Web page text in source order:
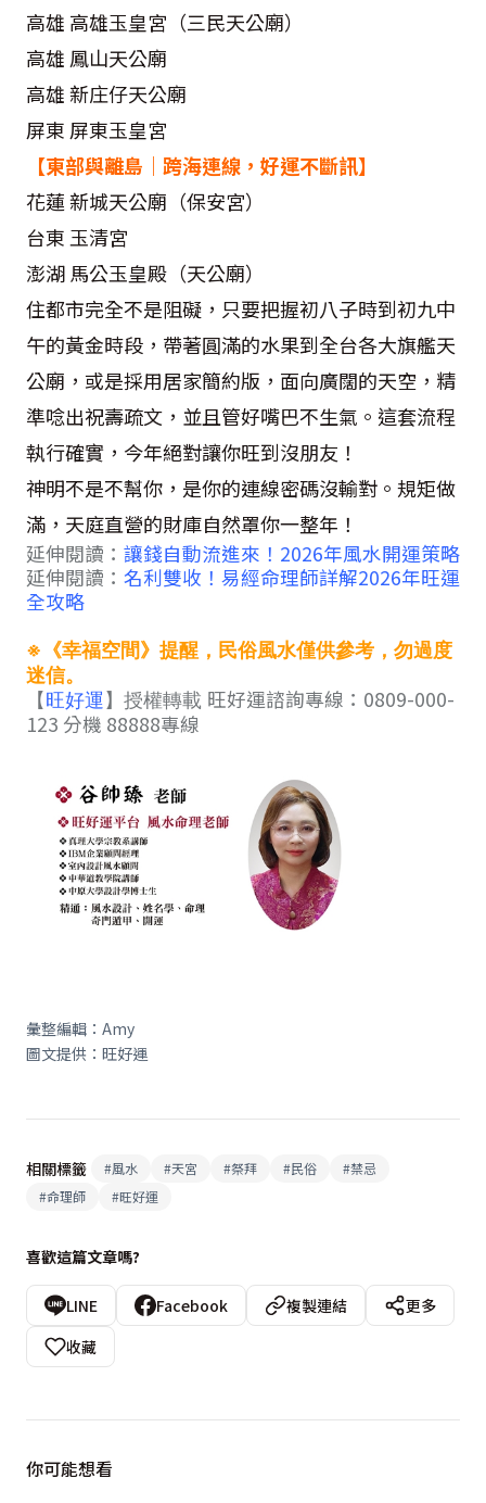
高雄 高雄玉皇宮（三民天公廟）
高雄 鳳山天公廟
高雄 新庄仔天公廟
屏東 屏東玉皇宮
【東部與離島｜跨海連線，好運不斷訊】
花蓮 新城天公廟（保安宮）
台東 玉清宮
澎湖 馬公玉皇殿（天公廟）
住都市完全不是阻礙，只要把握初八子時到初九中
午的黃金時段，帶著圓滿的水果到全台各大旗艦天
公廟，或是採用居家簡約版，面向廣闊的天空，精
準唸出祝壽疏文，並且管好嘴巴不生氣。這套流程
執行確實，今年絕對讓你旺到沒朋友！
神明不是不幫你，是你的連線密碼沒輸對。規矩做
滿，天庭直營的財庫自然罩你一整年！
延伸閱讀： 讓錢自動流進來！2026年風水開運策略
延伸閱讀： 名利雙收！易經命理師詳解2026年旺運
全攻略
※《幸福空間》提醒，民俗風水僅供參考，勿過度
迷信。
【旺好運】授權轉載 旺好運諮詢專線：0809-000-
123 分機 88888專線
彙整編輯：Amy
圖文提供：旺好運
相關標籤 #風水 #天宮 #祭拜 #民俗 #禁忌
#命理師 #旺好運
喜歡這篇文章嗎?
LINE Facebook 複製連結
更多
收藏
你可能想看